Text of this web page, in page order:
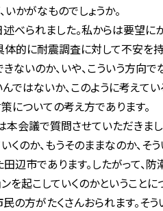
かがなものでしょうか。
べられました。私からは要望に
体的に耐震調査に対して不安を
きないのか、いや、こういう方向
ではないか、このように考えてい
についての考え方であります。
会議で質問させていただきま
くのか、もうそのままなのか、
辺市であります。したがって、
を起こしていくのかということ
の方がたくさんおられます。そ